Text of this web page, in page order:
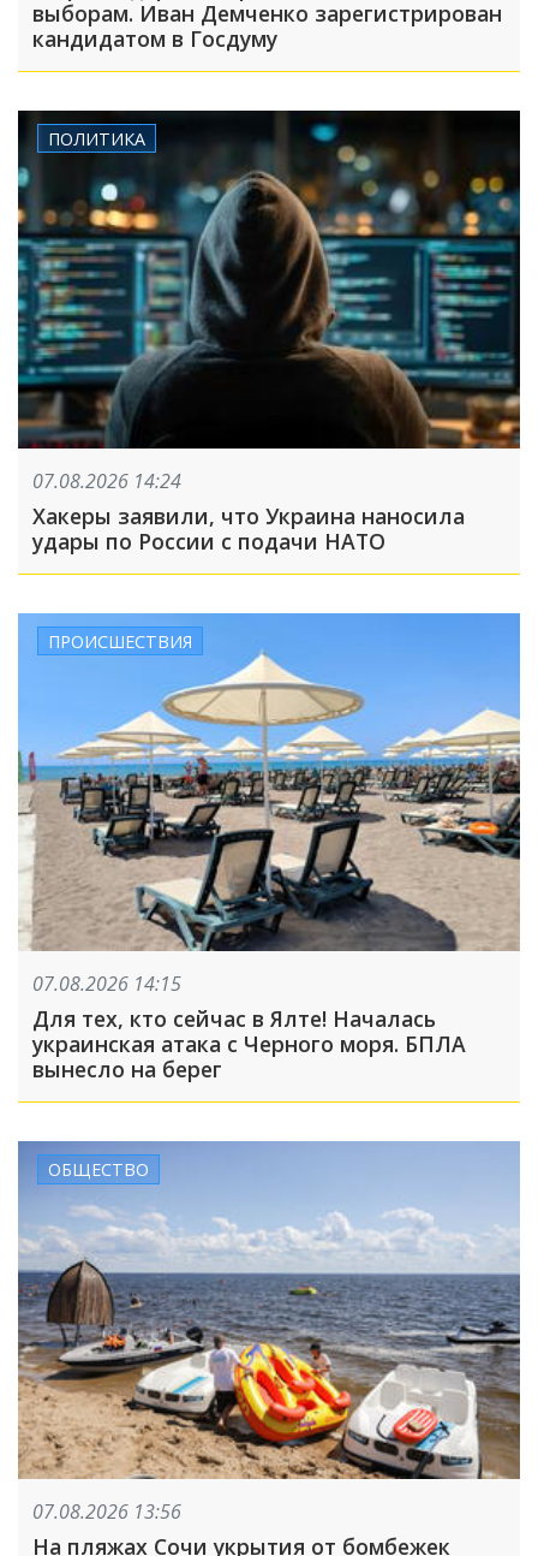
выборам. Иван Демченко зарегистрирован
кандидатом в Госдуму
ПОЛИТИКА
07.08.2026 14:24
Хакеры заявили, что Украина наносила
удары по России с подачи НАТО
ПРОИСШЕСТВИЯ
07.08.2026 14:15
Для тех, кто сейчас в Ялте! Началась
украинская атака с Черного моря. БПЛА
вынесло на берег
ОБЩЕСТВО
07.08.2026 13:56
На пляжах Сочи укрытия от бомбежек